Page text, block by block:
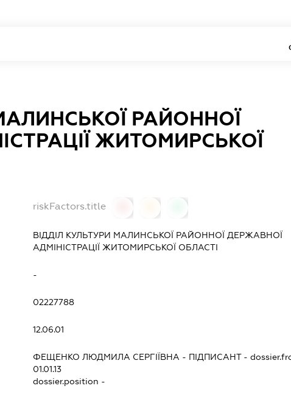
РАЙОННОЇ
ЖИТОМИРСЬКОЇ
riskFactors.title
ВІДДІЛ КУЛЬТУРИ МАЛИНСЬКОЇ РАЙОННОЇ ДЕРЖАВНОЇ
АДМІНІСТРАЦІЇ ЖИТОМИРСЬКОЇ ОБЛАСТІ
-
02227788
12.06.01
ФЕЩЕНКО ЛЮДМИЛА СЕРГІЇВНА - ПІДПИСАНТ-
01.01.13
dossier.position -